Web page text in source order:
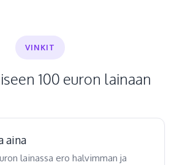
VINKIT
100 euron lainaan
aina
lainassa ero halvimman ja